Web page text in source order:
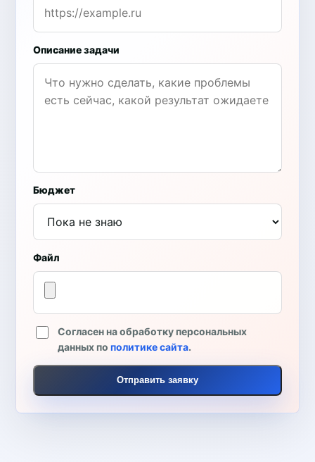
Описание задачи
Бюджет
Файл
Согласен на обработку персональных
данных пополитике сайта.
Отправить заявку